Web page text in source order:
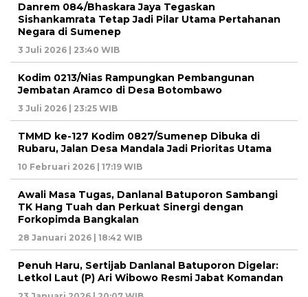
Danrem 084/Bhaskara Jaya Tegaskan
Sishankamrata Tetap Jadi Pilar Utama Pertahanan
Negara di Sumenep
3 Juli 2026 | 23:40 WIB
Kodim 0213/Nias Rampungkan Pembangunan
Jembatan Aramco di Desa Botombawo
3 Juli 2026 | 23:25 WIB
TMMD ke-127 Kodim 0827/Sumenep Dibuka di
Rubaru, Jalan Desa Mandala Jadi Prioritas Utama
10 Februari 2026 | 17:19 WIB
Awali Masa Tugas, Danlanal Batuporon Sambangi
TK Hang Tuah dan Perkuat Sinergi dengan
Forkopimda Bangkalan
28 Januari 2026 | 18:42 WIB
Penuh Haru, Sertijab Danlanal Batuporon Digelar:
Letkol Laut (P) Ari Wibowo Resmi Jabat Komandan